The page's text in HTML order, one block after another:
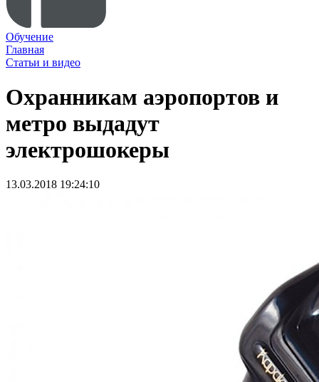
Обучение
Главная
Статьи и видео
Охранникам аэропортов и
метро выдадут
электрошокеры
13.03.2018 19:24:10